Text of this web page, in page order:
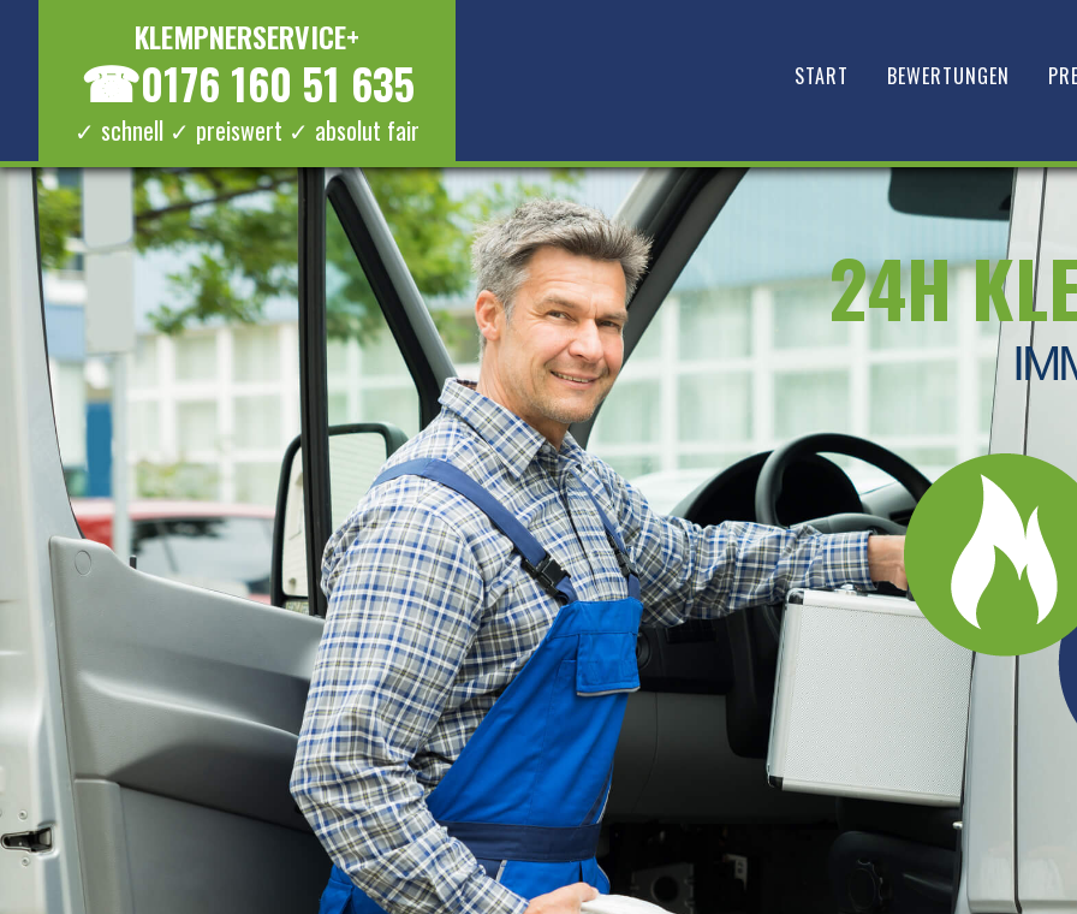
KLEMPNERSERVICE+
☎0176 160 51 635
✓ schnell ✓ preiswert ✓ absolut fair
START BEWERTUNGEN
24H